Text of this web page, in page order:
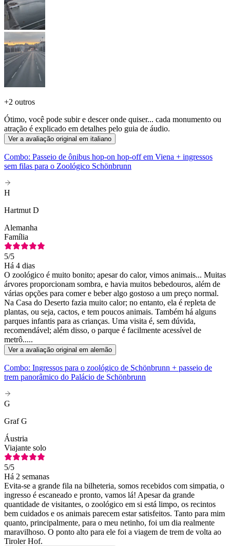
+2 outros
Ótimo, você pode subir e descer onde quiser... cada monumento ou
atração é explicado em detalhes pelo guia de áudio.
Ver a avaliação original em italiano
Combo: Passeio de ônibus hop-on hop-off em Viena + ingressos
sem filas para o Zoológico Schönbrunn
H
Hartmut D
Alemanha
Família
5/5
Há 4 dias
O zoológico é muito bonito; apesar do calor, vimos animais... Muitas
árvores proporcionam sombra, e havia muitos bebedouros, além de
várias opções para comer e beber algo gostoso a um preço normal.
Na Casa do Deserto fazia muito calor; no entanto, ela é repleta de
plantas, ou seja, cactos, e tem poucos animais. Também há alguns
parques infantis para as crianças. Uma visita é, sem dúvida,
recomendável; além disso, o parque é facilmente acessível de
metrô.....
Ver a avaliação original em alemão
Combo: Ingressos para o zoológico de Schönbrunn + passeio de
trem panorâmico do Palácio de Schönbrunn
G
Graf G
Áustria
Viajante solo
5/5
Há 2 semanas
Evita-se a grande fila na bilheteria, somos recebidos com simpatia, o
ingresso é escaneado e pronto, vamos lá! Apesar da grande
quantidade de visitantes, o zoológico em si está limpo, os recintos
bem cuidados e os animais parecem estar satisfeitos. Tanto para mim
quanto, principalmente, para o meu netinho, foi um dia realmente
maravilhoso. O ponto alto para ele foi a viagem de trem de volta ao
Tiroler Hof.